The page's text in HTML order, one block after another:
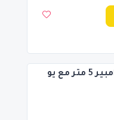
محول الفنار 13 امبير 5 متر مع يو